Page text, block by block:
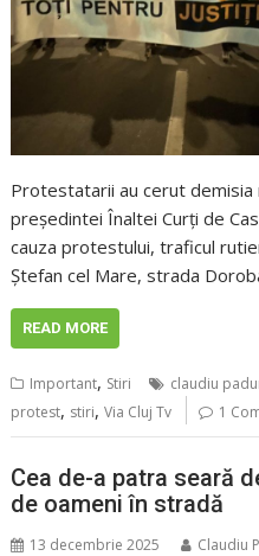
Protestatarii au cerut demisia
președintei Înaltei Curți de
cauza protestului, traficul
Ștefan cel Mare, strada
READ MORE
Important, Stiri claudiu
protest, stiri,Via Cluj Tv 1
Cea de-a patra seară
de oameni în stradă
13 decembrie 2025 Claudiu